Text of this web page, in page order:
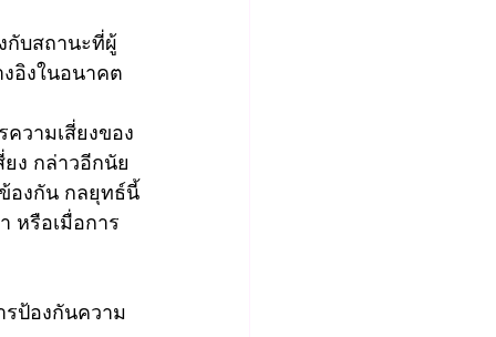
กับสถานะที่ผู้
อิงในอนาคต
วามเสี่ยงของ
ง กล่าวอีกนัย
องกัน กลยุทธ์นี้
หรือเมื่อการ
รป้องกันความ